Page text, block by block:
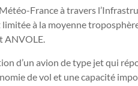
France à travers
à la moyenne
ANVOLE.
d’un avion de type jet qui
de vol et une capacité